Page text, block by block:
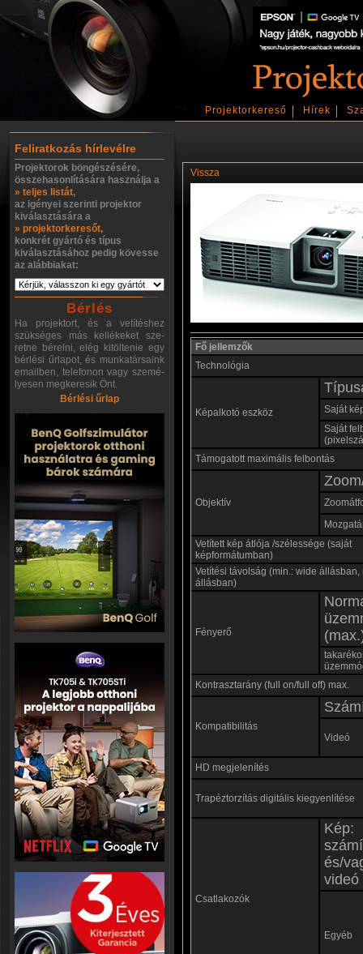
Projektorkereső Hírek
Feliratkozás hírlevélre
Projektorok böngészésére,
összehasonlítására használja a
» teljes listát,
az igényei szerinti projektor
kiválasztására a
» projektorkeresőt,
konkrét gyártó és típus
kiválasztásához pedig kövesse
az alábbiakat:
Bérlés
Ha projektort, és a vetítéshez
szükséges más kellékeket sze-
retne bérelni, elég kitöltenie egy
bérlési űrlapot, és munkatársaink
emailben, telefonon vagy szemé-
lyesen megkeresik Önt.
Bérlési űrlap
Vissza
Fő jellemzők
Technológia
Képalkotó eszköz
Saját
Saját
Támogatott maximális felbontás
Objektív
Vetített kép átlója /szélessége (saját
képformátumban)
Vetítési távolság (min.: wide állásban,
állásban)
Fényerő
Kontrasztarány (full on/full off) max.
Kompatibilitás
Videó
HD megjelenítés
Trapéztorzítás digitális kiegyenlítése
Csatlakozók
Kép:
és/
videó
Egyéb